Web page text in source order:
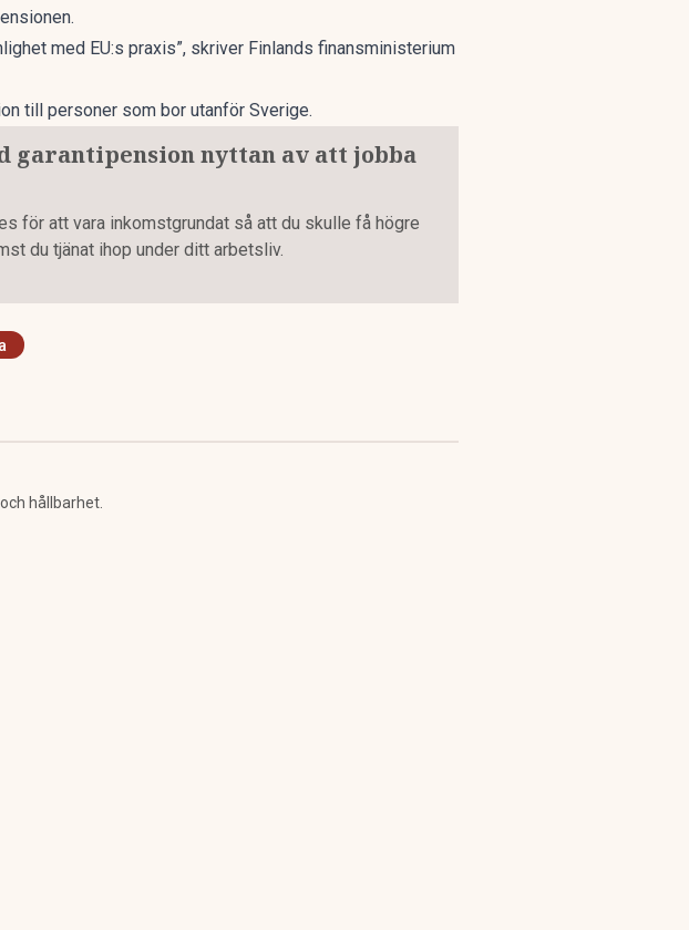
med EU:s praxis”, skriver Finlands finansministerium
till personer som bor utanför Sverige.
garantipension nyttan av att jobba
för att vara inkomstgrundat så att du skulle få högre
du tjänat ihop under ditt arbetsliv.
hållbarhet.